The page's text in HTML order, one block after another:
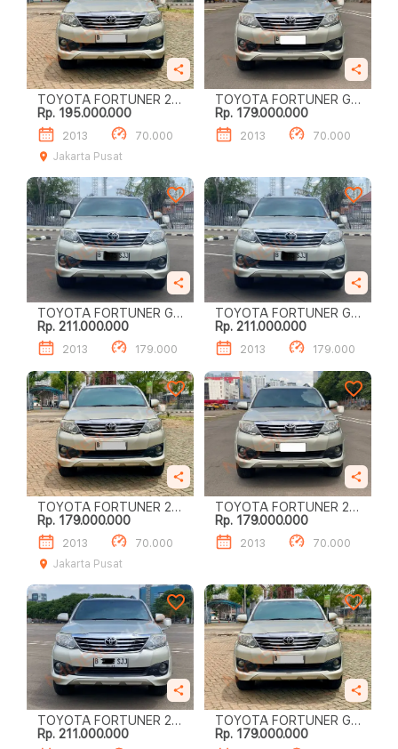
TOYOTA FORTUNER 2.7
G LUX
Rp. 195.000.000
2013
70.000
Jakarta Pusat
TOYOTA FORTUNER G
LUX
Rp. 179.000.000
2013 70.000
TOYOTA FORTUNER G
LUXURY
Rp. 211.000.000
2013 179.000
TOYOTA FORTUNER G
LUXURY 2.7
Rp. 211.000.000
2013 179.000
TOYOTA FORTUNER 2.7
G LUX
Rp. 179.000.000
2013
70.000
Jakarta Pusat
TOYOTA FORTUNER 2.7
GR SPORT
Rp. 179.000.000
2013 70.000
TOYOTA FORTUNER 2.7
G
Rp. 211.000.000
TOYOTA FORTUNER G
LUX 2.7
Rp. 179.000.000